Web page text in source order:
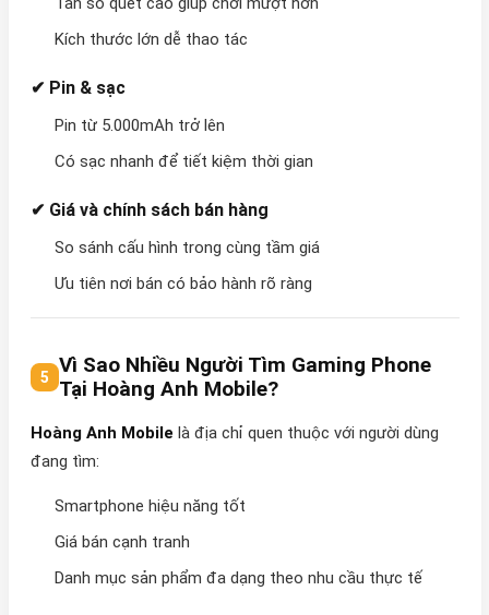
Kích thước lớn dễ thao tác
✔ Pin & sạc
Pin từ 5.000mAh trở lên
Có sạc nhanh để tiết kiệm thời gian
✔ Giá và chính sách bán hàng
So sánh cấu hình trong cùng tầm giá
Ưu tiên nơi bán có bảo hành rõ ràng
Vì Sao Nhiều Người Tìm Gaming Phone
Tại Hoàng Anh Mobile?
Hoàng Anh Mobile là địa chỉ quen thuộc với người dùng
đang tìm:
Smartphone hiệu năng tốt
Giá bán cạnh tranh
Danh mục sản phẩm đa dạng theo nhu cầu thực tế